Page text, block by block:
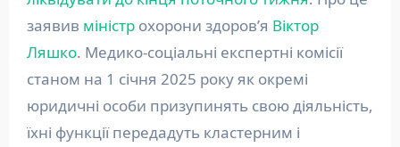
заявив міністрохорони здоров’я Віктор
Ляшко. Медико-соціальні експертні комісії
станом на 1 січня 2025 року як окремі
юридичні особи призупинять свою діяльність,
їхні функції передадуть кластерним і